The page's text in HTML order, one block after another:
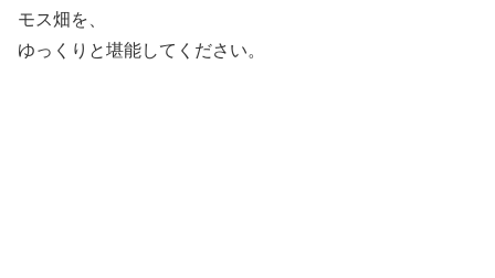
モス畑を、
ゆっくりと堪能してください。